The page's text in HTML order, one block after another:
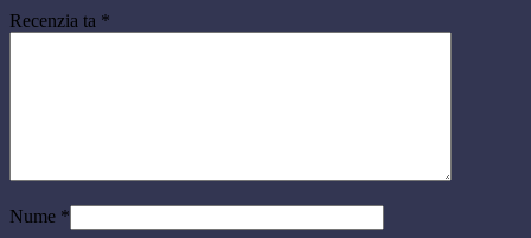
Recenzia ta *
Nume *